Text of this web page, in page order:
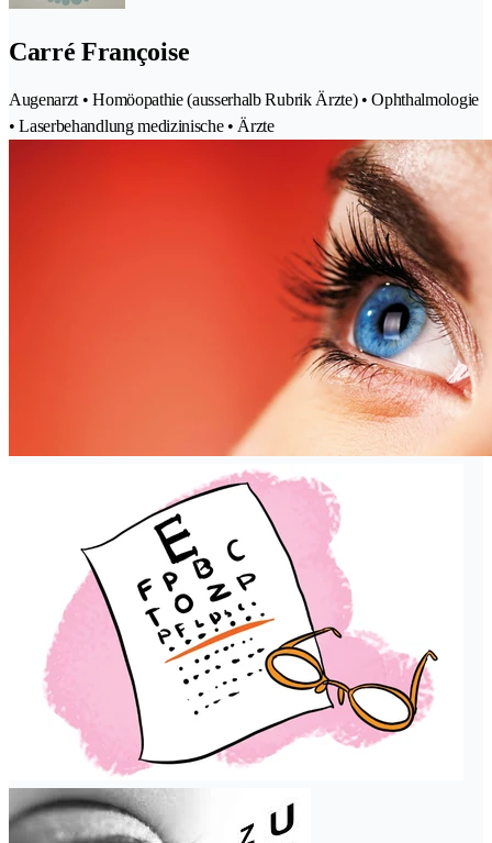
Carré Françoise
Augenarzt • Homöopathie (ausserhalb Rubrik Ärzte) • Ophthalmologie
• Laserbehandlung medizinische • Ärzte